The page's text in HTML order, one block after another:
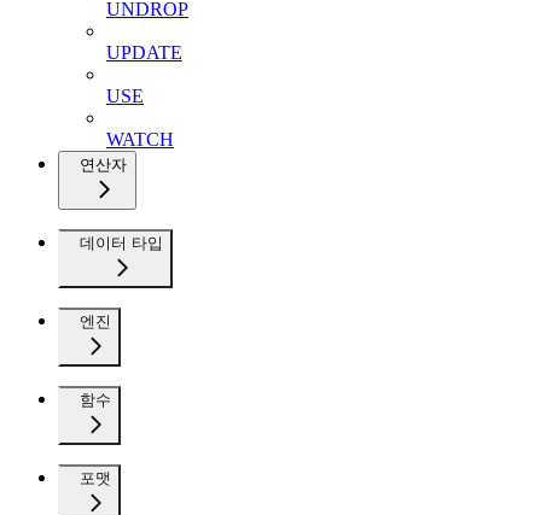
UNDROP
UPDATE
USE
WATCH
연산자
데이터 타입
엔진
함수
포맷